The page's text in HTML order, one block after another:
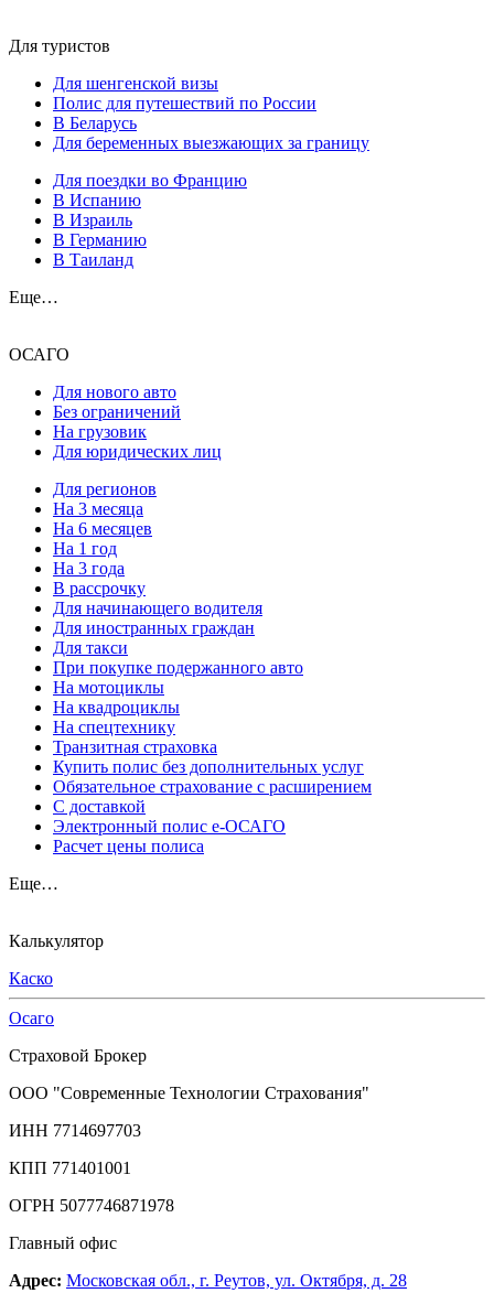
Для туристов
Для шенгенской визы
Полис для путешествий по России
В Беларусь
Для беременных выезжающих за границу
Для поездки во Францию
В Испанию
В Израиль
В Германию
В Таиланд
Еще…
ОСАГО
Для нового авто
Без ограничений
На грузовик
Для юридических лиц
Для регионов
На 3 месяца
На 6 месяцев
На 1 год
На 3 года
В рассрочку
Для начинающего водителя
Для иностранных граждан
Для такси
При покупке подержанного авто
На мотоциклы
На квадроциклы
На спецтехнику
Транзитная страховка
Купить полис без дополнительных услуг
Обязательное страхование с расширением
С доставкой
Электронный полис е-ОСАГО
Расчет цены полиса
Еще…
Калькулятор
Каско
Осаго
Страховой Брокер
ООО "Современные Технологии Страхования"
ИНН 7714697703
КПП 771401001
ОГРН 5077746871978
Главный офис
Адрес: Московская обл., г. Реутов, ул. Октября, д. 28